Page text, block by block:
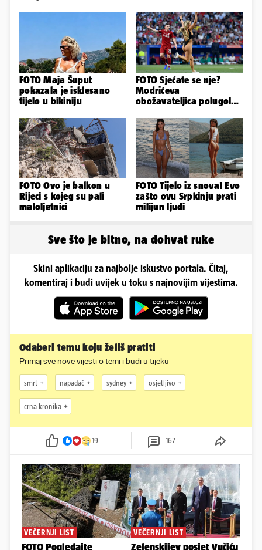
FOTO Maja Šuput
pokazala je isklesano
tijelo u bikiniju
FOTO Sjećate se nje?
Modrićeva
obožavateljica polugola
što radi danas
FOTO Ovo je balkon u
Rijeci s kojeg su pali
maloljetnici
FOTO Tijelo iz snova! Evo
zašto ovu Srpkinju prati
milijun ljudi
Sve što je bitno, na dohvat ruke
Skini aplikaciju za najbolje iskustvo portala. Čitaj,
komentiraj i budi uvijek u toku s najnovijim vijestima.
Odaberi temu koju želiš pratiti
Primaj sve nove vijesti o temi i budi u tijeku
smrt napadač sydney osjetljivo
crna kronika
19 167